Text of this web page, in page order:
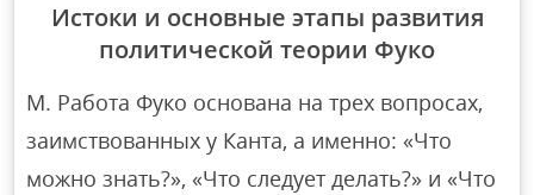
Истоки и основные этапы развития
политической теории Фуко
M. Работа Фуко основана на трех вопросах,
заимствованных у Канта, а именно: «Что
можно знать?», «Что следует делать?» и «Что